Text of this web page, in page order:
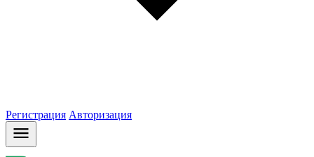
Регистрация Авторизация